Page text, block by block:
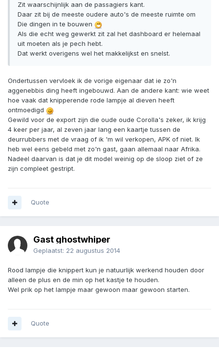
Zit waarschijnlijk aan de passagiers kant.
Daar zit bij de meeste oudere auto's de meeste ruimte om
Die dingen in te bouwen
Als die echt weg gewerkt zit zal het dashboard er helemaal
uit moeten als je pech hebt.
Dat werkt overigens wel het makkelijkst en snelst.
Ondertussen vervloek ik de vorige eigenaar dat ie zo'n
aggenebbis ding heeft ingebouwd. Aan de andere kant: wie weet
hoe vaak dat knipperende rode lampje al dieven heeft
ontmoedigd
Gewild voor de export zijn die oude oude Corolla's zeker, ik krijg
4 keer per jaar, al zeven jaar lang een kaartje tussen de
deurrubbers met de vraag of ik 'm wil verkopen, APK of niet. Ik
heb wel eens gebeld met zo'n gast, gaan allemaal naar Afrika.
Nadeel daarvan is dat je dit model weinig op de sloop ziet of ze
zijn compleet gestript.
Quote
Gast ghostwhiper
Geplaatst: 22 augustus 2014
Rood lampje die knippert kun je natuurlijk werkend houden door
alleen de plus en de min op het kastje te houden.
Wel prik op het lampje maar gewoon maar gewoon starten.
Quote